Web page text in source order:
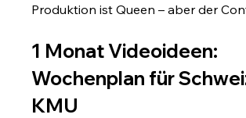
Produktion ist Queen – aber der
1 Monat Videoideen:
Wochenplan für
KMU